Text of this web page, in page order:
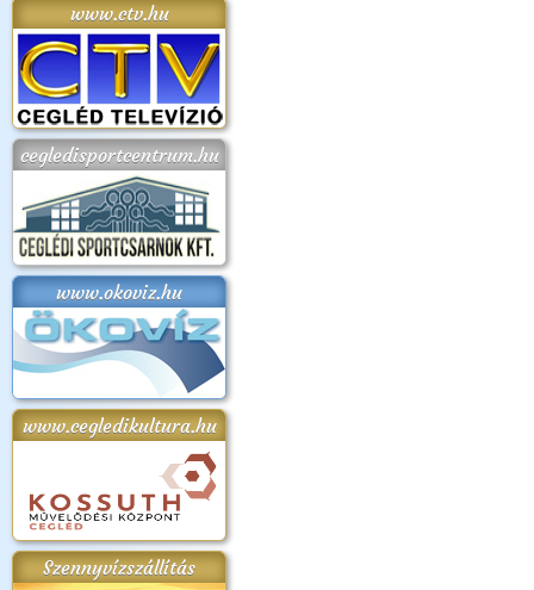
www.ctv.hu
cegledisportcentrum.hu
www.okoviz.hu
www.cegledikultura.hu
Szennyvízszállítás
2018.
Kossuth Toborzó
Ünnepély
Szent István Ünnepe
(2017. 08. 20.)